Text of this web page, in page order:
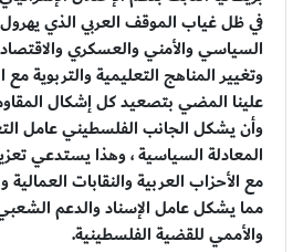
في ظل غياب الموقف العربي الذي
السياسي والأمني والعسكري
وتغيير المناهج التعليمية والتربوية
علينا المضي بتصعيد كل إشكال
وأن يشكل الجانب الفلسطيني عامل
المعادلة السياسية ، وهذا يستدعي
مع الأحزاب العربية والنقابات العمالية
مما يشكل عامل الإسناد والدعم
والأممي للقضية الفلسطينية.